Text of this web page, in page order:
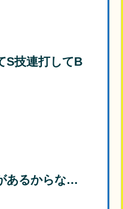
S技連打してB
あるからな…